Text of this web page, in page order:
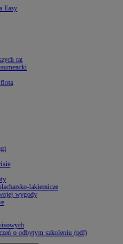
Easy
rat
flotą
lakiernicze
wygody
o odbytym szkoleniu (pdf)